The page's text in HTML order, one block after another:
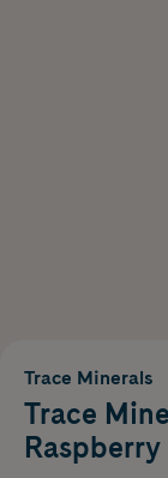
Trace Minerals
Trace